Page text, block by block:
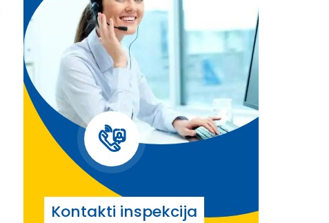
Kontakti inspekcija